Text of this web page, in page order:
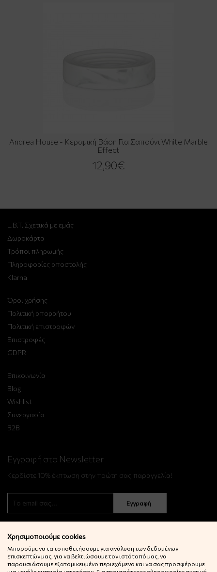
Andrea House - Κεραμική Βάση Για Σαπούνι White Marble
Effect
12,90€
L.B.T. Σχετικά με εμάς
Δωροκάρτα
Τρόποι πληρωμής
Πληροφορίες αποστολής
Klarna
Όροι χρήσης
Πολιτική απορρήτου
Πολιτική επιστροφών
Επιστροφές
GDPR
Επικοινωνία
Blog
Wishlist
Συνεργασία
B2B
Εγγραφή στο Newsletter
Κερδίστε 10% έκπτωση στην πρώτη σας παραγγελία!
Εγγραφή
Χρησιμοποιούμε cookies
Μπορούμε να τα τοποθετήσουμε για ανάλυση των δεδομένων
επισκεπτών μας, για να βελτιώσουμε τον ιστότοπό μας, να
παρουσιάσουμε εξατομικευμένο περιεχόμενο και να σας προσφέρουμε